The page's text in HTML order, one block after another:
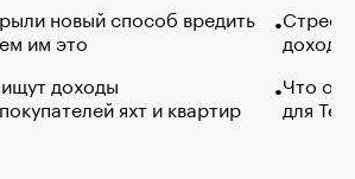
новый способ вредить
им это
доходы
яхт и квартир
Что
для